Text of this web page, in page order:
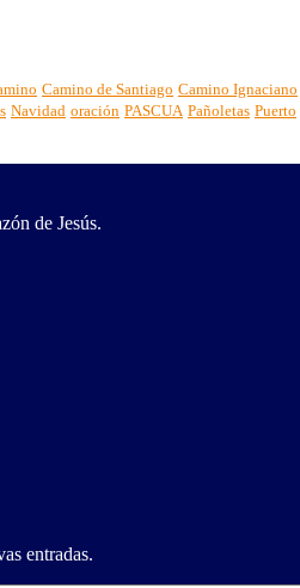
Camino de Santiago Camino Ignaciano
Navidad oración PASCUA Pañoletas Puerto
de Jesús.
entradas.